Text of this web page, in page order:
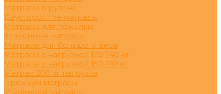
Матрасы в рулоне
Двусторонние матрасы
Матрасы для пожилых
Зависимые матрасы
Матрасы для большого веса
Матрасы с нагрузкой 120-140 кг
Матрасы с нагрузкой 150-160 кг
Матрас 200 кг нагрузка
Премиум матрасы
Усиленные матрасы